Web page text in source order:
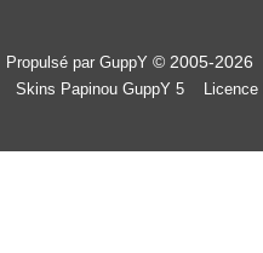
Propulsé par GuppY © 2005-2026
Skins Papinou GuppY 5
Licence